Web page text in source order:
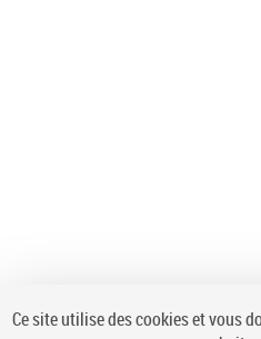
Ce site utilise des cookies et vous